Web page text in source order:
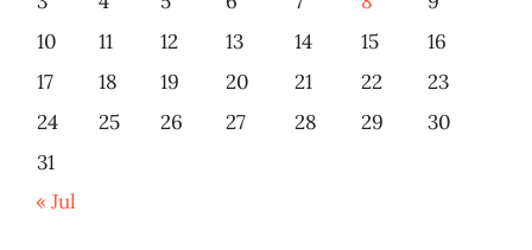
10
11 12 13 14 15
16
17
18 19 20 21 22
23
24
25 26 27 28 29
30
31
« Jul